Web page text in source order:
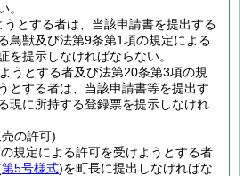
。
うとする者は、当該申請書を提出する
鳥獣及び法第9条第1項の規定による
を提示しなければならない。
うとする者及び法第20条第3項の規
とする者は、当該申請書等を提出す
現に所持する登録票を提示しなけれ
の許可)
規定による許可を受けようとする者
第5号様式)を町長に提出しなければな